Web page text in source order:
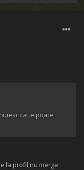
ca te poate
la profil nu merge